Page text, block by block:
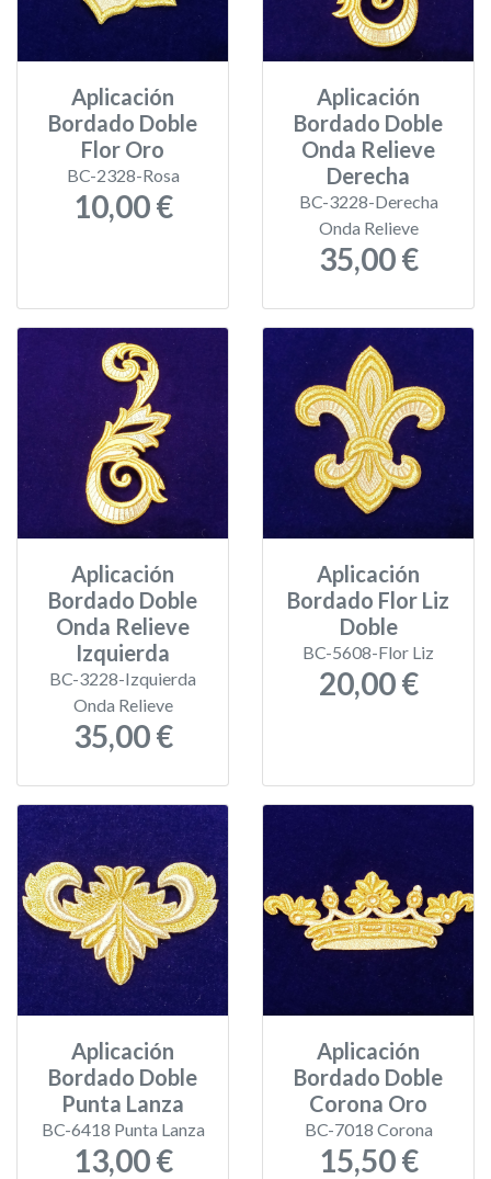
Aplicación
Bordado Doble
Flor Oro
BC-2328-Rosa
10,00 €
Aplicación
Bordado Doble
Onda Relieve
Derecha
BC-3228-Derecha
Onda Relieve
35,00 €
Aplicación
Bordado Doble
Onda Relieve
Izquierda
BC-3228-Izquierda
Onda Relieve
35,00 €
Aplicación
Bordado Flor Liz
Doble
BC-5608-Flor Liz
20,00 €
Aplicación
Bordado Doble
Punta Lanza
BC-6418 Punta Lanza
13,00 €
Aplicación
Bordado Doble
Corona Oro
BC-7018 Corona
15,50 €